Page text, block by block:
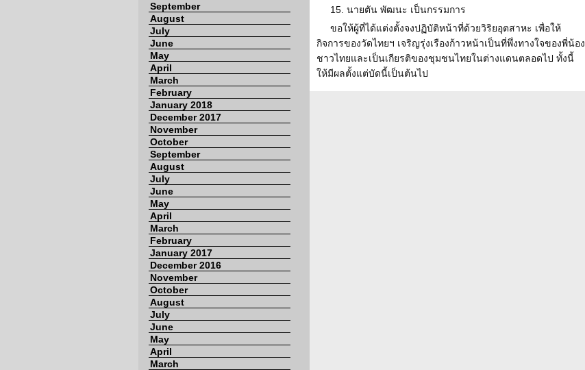
September
August
July
June
May
April
March
February
January 2018
December 2017
November
October
September
August
July
June
May
April
March
February
January 2017
December 2016
November
October
August
July
June
May
April
March
15. นายตัน พัฒนะ เป็นกรรมการ
ขอให้ผู้ที่ได้แต่งตั้งจงปฏิบัติหน้าที่ด้วยวิริยอุตสาหะ เพื่อให้
กิจการของวัดไทยฯ เจริญรุ่งเรืองก้าวหน้าเป็นที่พึ่งทางใจของพี่น้อง
ชาวไทยและเป็นเกียรติของชุมชนไทยในต่างแดนตลอดไป ทั้งนี้
ให้มีผลตั้งแต่บัดนี้เป็นต้นไป